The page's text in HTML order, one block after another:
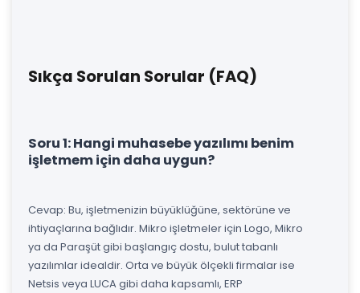
Sıkça Sorulan Sorular (FAQ)
Soru 1: Hangi muhasebe yazılımı benim
işletmem için daha uygun?
Cevap: Bu, işletmenizin büyüklüğüne, sektörüne ve
ihtiyaçlarına bağlıdır. Mikro işletmeler için Logo, Mikro
ya da Paraşüt gibi başlangıç dostu, bulut tabanlı
yazılımlar idealdir. Orta ve büyük ölçekli firmalar ise
Netsis veya LUCA gibi daha kapsamlı, ERP